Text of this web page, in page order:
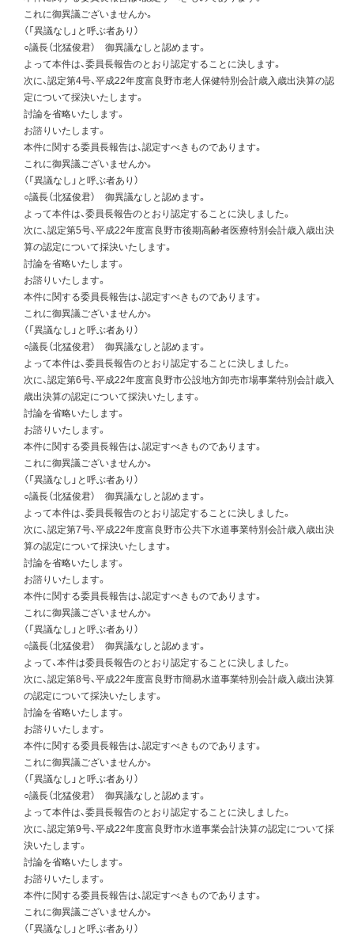
これに御異議ございませんか。
（「異議なし」と呼ぶ者あり）
○議長（北猛俊君） 御異議なしと認めます。
よって本件は、委員長報告のとおり認定することに決します。
次に、認定第4号、平成22年度富良野市老人保健特別会計歳入歳出決算の認
定について採決いたします。
討論を省略いたします。
お諮りいたします。
本件に関する委員長報告は、認定すべきものであります。
これに御異議ございませんか。
（「異議なし」と呼ぶ者あり）
○議長（北猛俊君） 御異議なしと認めます。
よって本件は、委員長報告のとおり認定することに決しました。
次に、認定第5号、平成22年度富良野市後期高齢者医療特別会計歳入歳出決
算の認定について採決いたします。
討論を省略いたします。
お諮りいたします。
本件に関する委員長報告は、認定すべきものであります。
これに御異議ございませんか。
（「異議なし」と呼ぶ者あり）
○議長（北猛俊君） 御異議なしと認めます。
よって本件は、委員長報告のとおり認定することに決しました。
次に、認定第6号、平成22年度富良野市公設地方卸売市場事業特別会計歳入
歳出決算の認定について採決いたします。
討論を省略いたします。
お諮りいたします。
本件に関する委員長報告は、認定すべきものであります。
これに御異議ございませんか。
（「異議なし」と呼ぶ者あり）
○議長（北猛俊君） 御異議なしと認めます。
よって本件は、委員長報告のとおり認定することに決しました。
次に、認定第7号、平成22年度富良野市公共下水道事業特別会計歳入歳出決
算の認定について採決いたします。
討論を省略いたします。
お諮りいたします。
本件に関する委員長報告は、認定すべきものであります。
これに御異議ございませんか。
（「異議なし」と呼ぶ者あり）
○議長（北猛俊君） 御異議なしと認めます。
よって、本件は委員長報告のとおり認定することに決しました。
次に、認定第8号、平成22年度富良野市簡易水道事業特別会計歳入歳出決算
の認定について採決いたします。
討論を省略いたします。
お諮りいたします。
本件に関する委員長報告は、認定すべきものであります。
これに御異議ございませんか。
（「異議なし」と呼ぶ者あり）
○議長（北猛俊君） 御異議なしと認めます。
よって本件は、委員長報告のとおり認定することに決しました。
次に、認定第9号、平成22年度富良野市水道事業会計決算の認定について採
決いたします。
討論を省略いたします。
お諮りいたします。
本件に関する委員長報告は、認定すべきものであります。
これに御異議ございませんか。
（「異議なし」と呼ぶ者あり）